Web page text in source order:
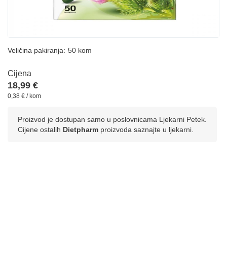
Veličina pakiranja: 50 kom
Cijena
18,99 €
0,38 € / kom
Proizvod je dostupan samo u poslovnicama Ljekarni Petek.
Cijene ostalih Dietpharm proizvoda saznajte u ljekarni.